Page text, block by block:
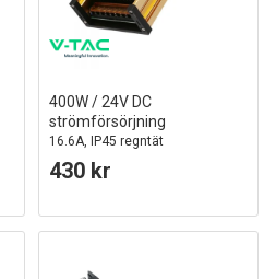
400W / 24V DC
strömförsörjning
16.6A, IP45 regntät
430 kr